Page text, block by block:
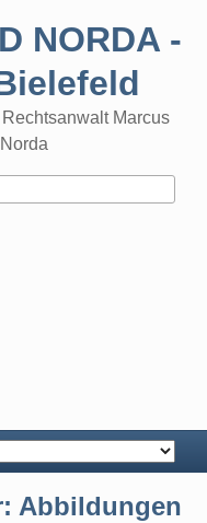
NORDA -
Marcus
Abbildungen